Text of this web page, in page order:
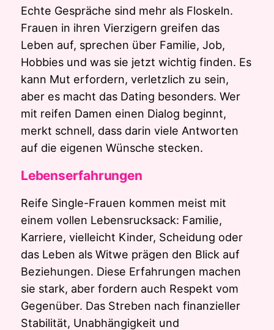
Echte Gespräche sind mehr als Floskeln.
Frauen in ihren Vierzigern greifen das
Leben auf, sprechen über Familie, Job,
Hobbies und was sie jetzt wichtig finden. Es
kann Mut erfordern, verletzlich zu sein,
aber es macht das Dating besonders. Wer
mit reifen Damen einen Dialog beginnt,
merkt schnell, dass darin viele Antworten
auf die eigenen Wünsche stecken.
Lebenserfahrungen
Reife Single-Frauen kommen meist mit
einem vollen Lebensrucksack: Familie,
Karriere, vielleicht Kinder, Scheidung oder
das Leben als Witwe prägen den Blick auf
Beziehungen. Diese Erfahrungen machen
sie stark, aber fordern auch Respekt vom
Gegenüber. Das Streben nach finanzieller
Stabilität, Unabhängigkeit und